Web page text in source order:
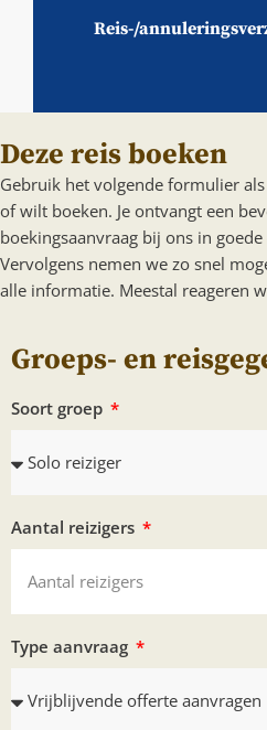
Reis-/
Deze reis boeken
Gebruik het volgende formulier
of wilt boeken. Je ontvangt een
boekingsaanvraag bij ons in
Vervolgens nemen we zo snel
alle informatie. Meestal reageren
Groeps- en
Soort groep
Aantal reizigers
Type aanvraag